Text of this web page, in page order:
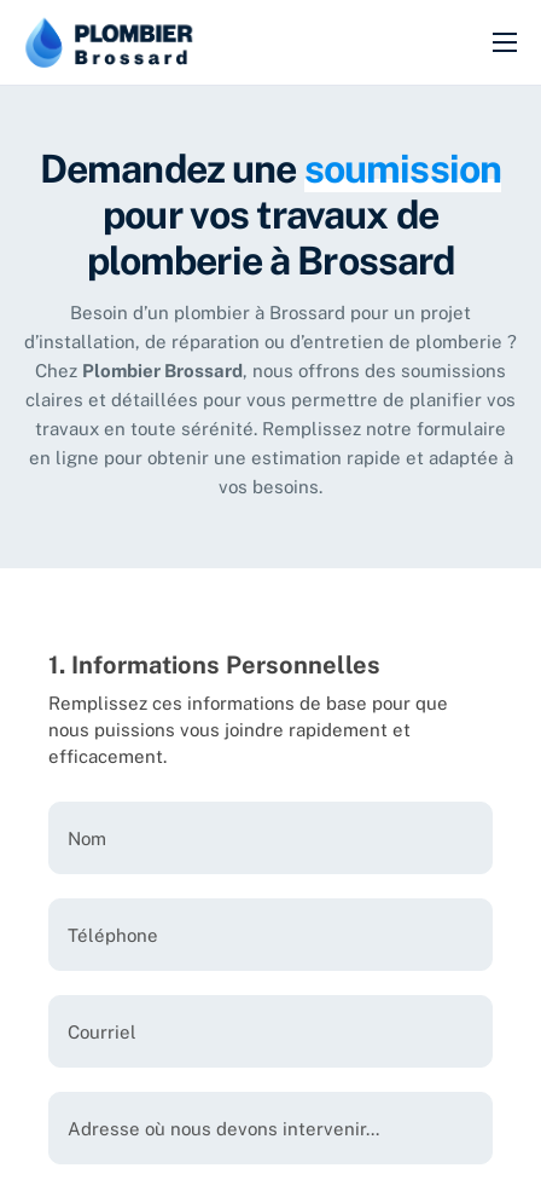
SERVICES
SOUMISSION
CONTACT
Demandez une soumission
pour vos travaux de
plomberie à Brossard
Besoin d’un plombier à Brossard pour un projet
d’installation, de réparation ou d’entretien de plomberie ?
Chez Plombier Brossard, nous offrons des soumissions
claires et détaillées pour vous permettre de planifier vos
travaux en toute sérénité. Remplissez notre formulaire
en ligne pour obtenir une estimation rapide et adaptée à
vos besoins.
1. Informations Personnelles
Remplissez ces informations de base pour que
nous puissions vous joindre rapidement et
efficacement.